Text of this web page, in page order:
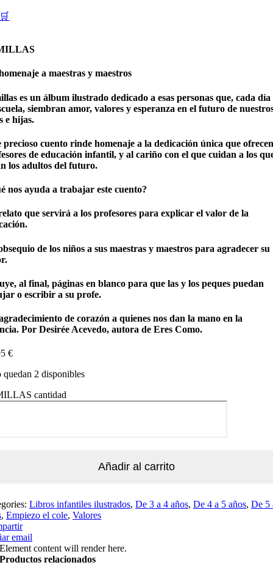
🛒
a maestras y maestros
es un álbum ilustrado dedicado a esas personas que, cada día
siembran amor, valores y esperanza en el futuro de
e hijas.
precioso cuento rinde homenaje a la dedicación única que
de educación infantil, y al cariño con el que cuidan a los
los adultos del futuro.
nos ayuda a trabajar este cuento?
que servirá a los profesores para explicar el valor de la
de los niños a sus maestras y maestros para agradecer su
al final, páginas en blanco para que las y los peques puedan
o escribir a su profe.
de corazón a quienes nos dan la mano en la
Por Desirée Acevedo, autora de Eres Como.
€
quedan 2 disponibles
cantidad
Añadir al carrito
Libros infantiles ilustrados, De 3 a 4 años, De 4 a 5 años, De 5
, Empiezo el cole, Valores
email
Element content will render here.
Productos relacionados